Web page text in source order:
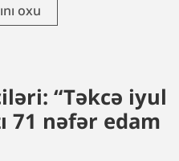
oxu
“Təkcə iyul
71 nəfər edam